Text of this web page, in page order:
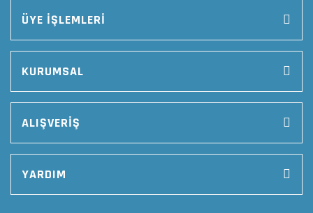
ÜYE İŞLEMLERİ
KURUMSAL
ALIŞVERİŞ
YARDIM